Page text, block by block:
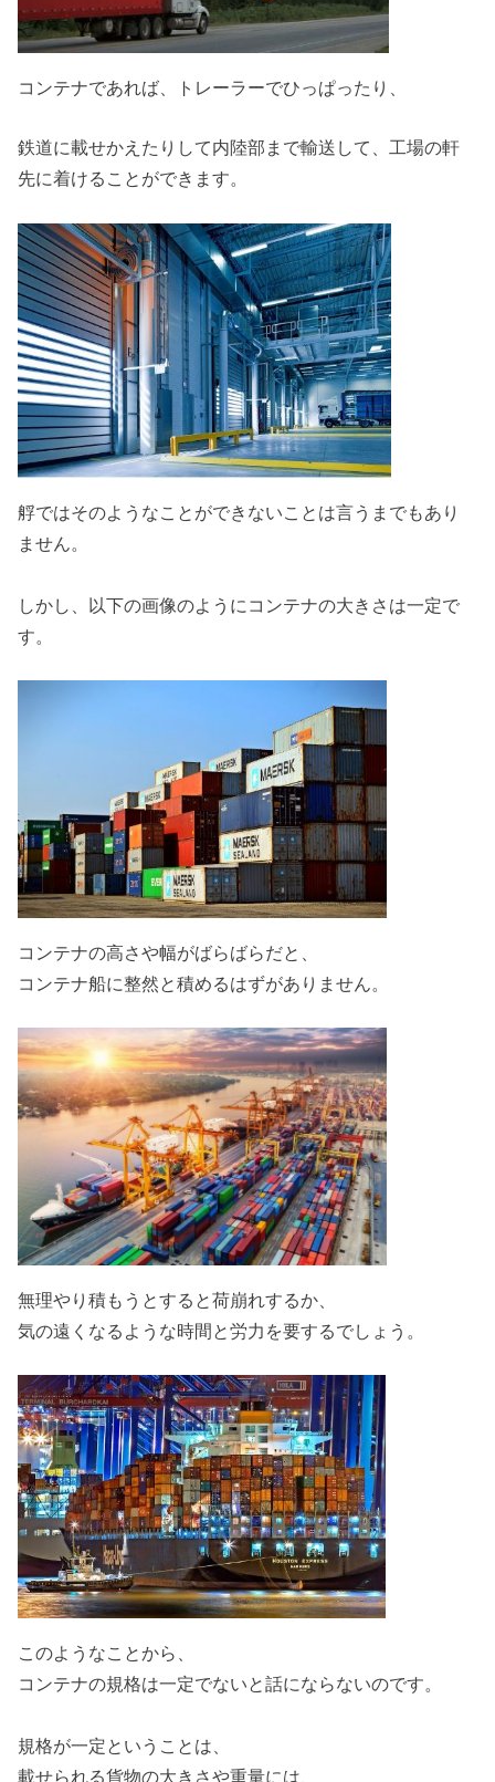
コンテナであれば、トレーラーでひっぱったり、
鉄道に載せかえたりして内陸部まで輸送して、工場の軒
先に着けることができます。
艀ではそのようなことができないことは言うまでもあり
ません。
しかし、以下の画像のようにコンテナの大きさは一定で
す。
コンテナの高さや幅がばらばらだと、
コンテナ船に整然と積めるはずがありません。
無理やり積もうとすると荷崩れするか、
気の遠くなるような時間と労力を要するでしょう。
このようなことから、
コンテナの規格は一定でないと話にならないのです。
規格が一定ということは、
載せられる貨物の大きさや重量には、